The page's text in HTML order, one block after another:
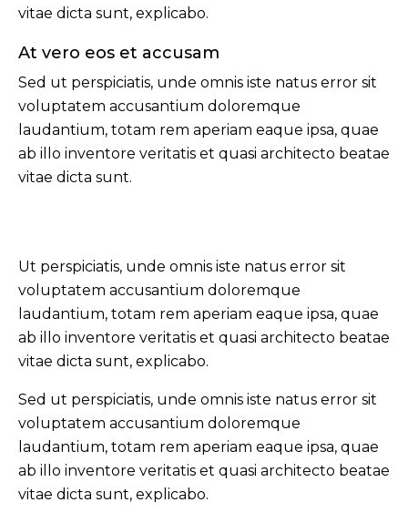
vitae dicta sunt, explicabo.
At vero eos et accusam
Sed ut perspiciatis, unde omnis iste natus error sit
voluptatem accusantium doloremque
laudantium, totam rem aperiam eaque ipsa, quae
ab illo inventore veritatis et quasi architecto beatae
vitae dicta sunt.
Ut perspiciatis, unde omnis iste natus error sit
voluptatem accusantium doloremque
laudantium, totam rem aperiam eaque ipsa, quae
ab illo inventore veritatis et quasi architecto beatae
vitae dicta sunt, explicabo.
Sed ut perspiciatis, unde omnis iste natus error sit
voluptatem accusantium doloremque
laudantium, totam rem aperiam eaque ipsa, quae
ab illo inventore veritatis et quasi architecto beatae
vitae dicta sunt, explicabo.